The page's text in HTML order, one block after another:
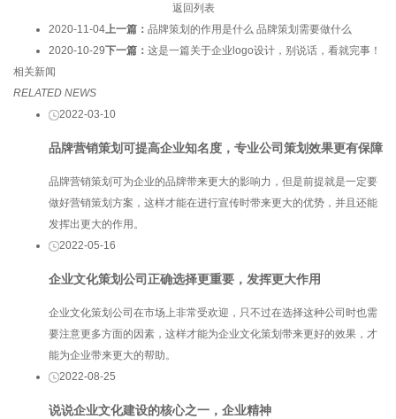
返回列表
2020-11-04上一篇： 品牌策划的作用是什么 品牌策划需要做什么
2020-10-29下一篇： 这是一篇关于企业logo设计，别说话，看就完事！
相关新闻
RELATED NEWS
2022-03-10
品牌营销策划可提高企业知名度，专业公司策划效果更有保障
品牌营销策划可为企业的品牌带来更大的影响力，但是前提就是一定要
做好营销策划方案，这样才能在进行宣传时带来更大的优势，并且还能
发挥出更大的作用。
2022-05-16
企业文化策划公司正确选择更重要，发挥更大作用
企业文化策划公司在市场上非常受欢迎，只不过在选择这种公司时也需
要注意更多方面的因素，这样才能为企业文化策划带来更好的效果，才
能为企业带来更大的帮助。
2022-08-25
说说企业文化建设的核心之一，企业精神